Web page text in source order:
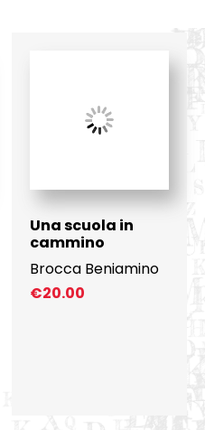
Una scuola in
cammino
Brocca Beniamino
€20.00